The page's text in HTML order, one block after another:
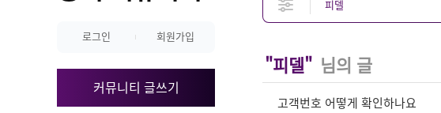
로그인 회원가입
커뮤니티 글쓰기
"피델" 님의 글
고객번호 어떻게 확인하나요